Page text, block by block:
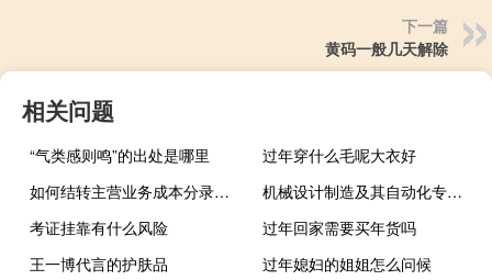
下一篇
黄码一般几天解除
相关问题
“气类感则鸣”的出处是哪里
过年穿什么毛呢大衣好
如何结转主营业务成本分录（主营业务成本分录）
机械设计制造及其自动化专业考研方向
考证挂靠有什么风险
过年回家需要买年货吗
王一博代言的护肤品
过年媳妇的姐姐怎么问候